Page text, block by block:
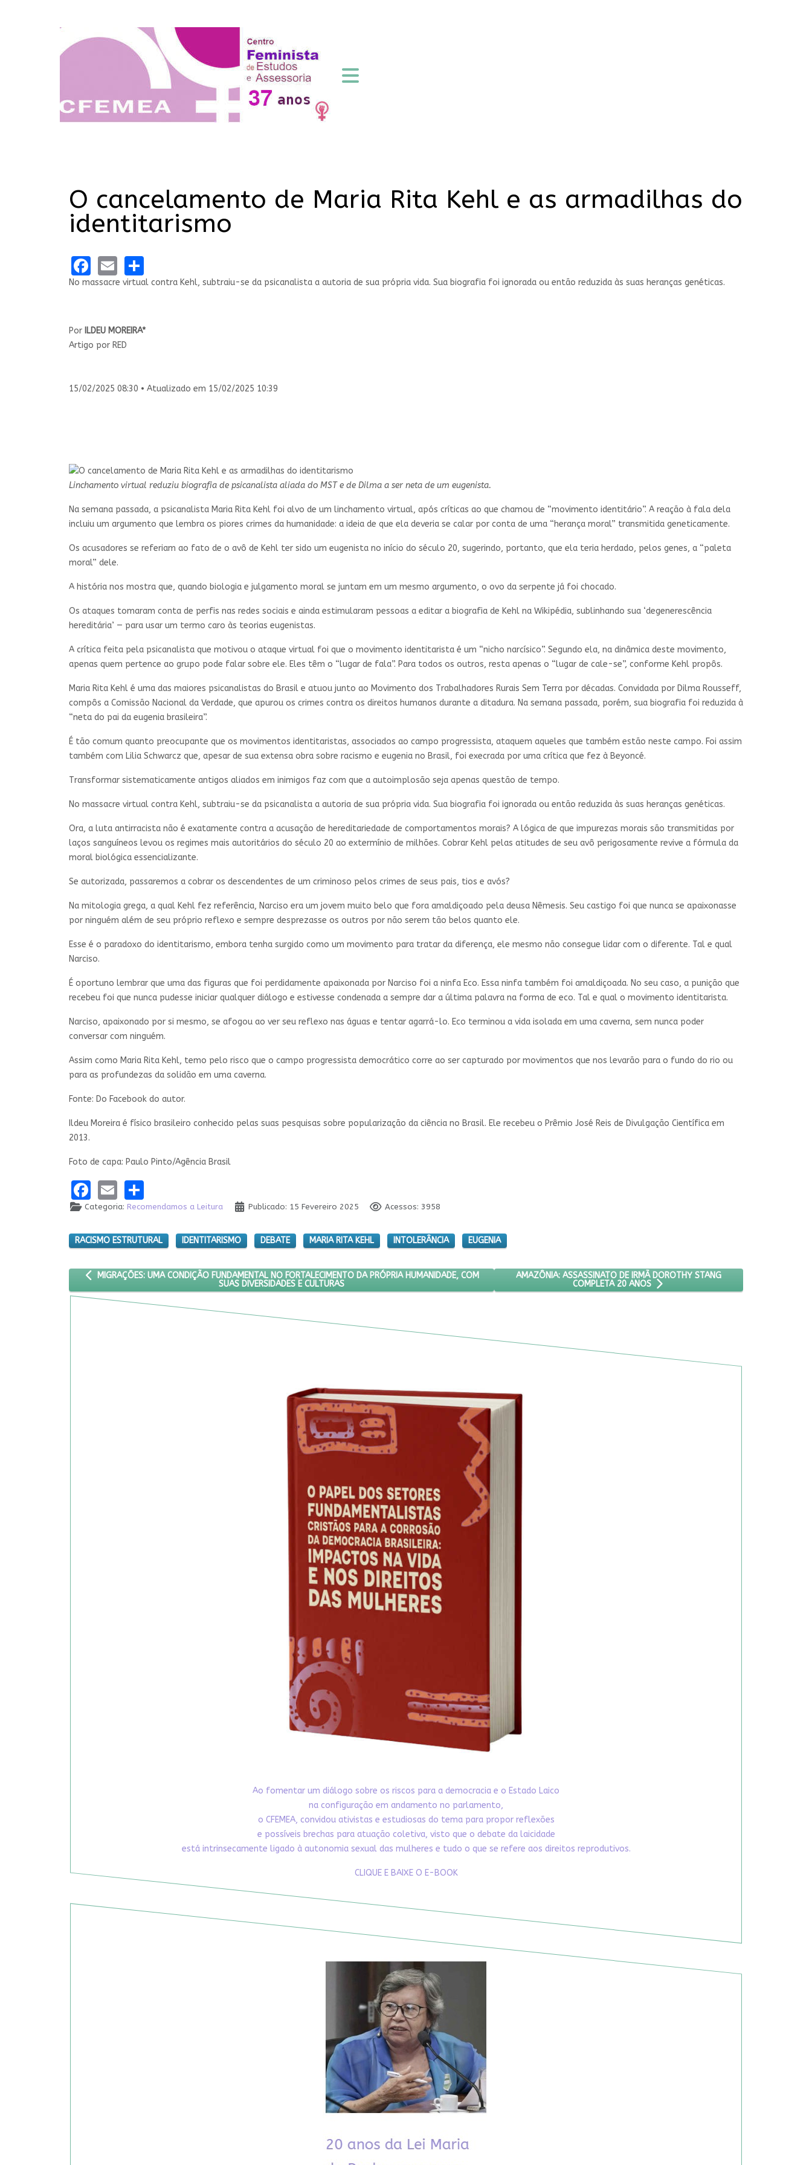
O cancelamento de Maria Rita Kehl e as armadilhas do
identitarismo
Facebook
Email
No massacre virtual contra Kehl, subtraiu-se da psicanalista a autoria de sua própria vida. Sua biografia foi ignorada ou então reduzida às suas heranças genéticas.
Por ILDEU MOREIRA*
Artigo por RED
15/02/2025 08:30 • Atualizado em 15/02/2025 10:39
Linchamento virtual reduziu biografia de psicanalista aliada do MST e de Dilma a ser neta de um eugenista.
Na semana passada, a psicanalista Maria Rita Kehl foi alvo de um linchamento virtual, após críticas ao que chamou de “movimento identitário”. A reação à fala dela
incluiu um argumento que lembra os piores crimes da humanidade: a ideia de que ela deveria se calar por conta de uma “herança moral” transmitida geneticamente.
Os acusadores se referiam ao fato de o avô de Kehl ter sido um eugenista no início do século 20, sugerindo, portanto, que ela teria herdado, pelos genes, a “paleta
moral” dele.
A história nos mostra que, quando biologia e julgamento moral se juntam em um mesmo argumento, o ovo da serpente já foi chocado.
Os ataques tomaram conta de perfis nas redes sociais e ainda estimularam pessoas a editar a biografia de Kehl na Wikipédia, sublinhando sua ‘degenerescência
hereditária’ — para usar um termo caro às teorias eugenistas.
A crítica feita pela psicanalista que motivou o ataque virtual foi que o movimento identitarista é um “nicho narcísico”. Segundo ela, na dinâmica deste movimento,
apenas quem pertence ao grupo pode falar sobre ele. Eles têm o “lugar de fala”. Para todos os outros, resta apenas o “lugar de cale-se”, conforme Kehl propôs.
Maria Rita Kehl é uma das maiores psicanalistas do Brasil e atuou junto ao Movimento dos Trabalhadores Rurais Sem Terra por décadas. Convidada por Dilma Rousseff,
compôs a Comissão Nacional da Verdade, que apurou os crimes contra os direitos humanos durante a ditadura. Na semana passada, porém, sua biografia foi reduzida à
“neta do pai da eugenia brasileira”.
É tão comum quanto preocupante que os movimentos identitaristas, associados ao campo progressista, ataquem aqueles que também estão neste campo. Foi assim
também com Lilia Schwarcz que, apesar de sua extensa obra sobre racismo e eugenia no Brasil, foi execrada por uma crítica que fez à Beyoncé.
Transformar sistematicamente antigos aliados em inimigos faz com que a autoimplosão seja apenas questão de tempo.
No massacre virtual contra Kehl, subtraiu-se da psicanalista a autoria de sua própria vida. Sua biografia foi ignorada ou então reduzida às suas heranças genéticas.
Ora, a luta antirracista não é exatamente contra a acusação de hereditariedade de comportamentos morais? A lógica de que impurezas morais são transmitidas por
laços sanguíneos levou os regimes mais autoritários do século 20 ao extermínio de milhões. Cobrar Kehl pelas atitudes de seu avô perigosamente revive a fórmula da
moral biológica essencializante.
Se autorizada, passaremos a cobrar os descendentes de um criminoso pelos crimes de seus pais, tios e avós?
Na mitologia grega, a qual Kehl fez referência, Narciso era um jovem muito belo que fora amaldiçoado pela deusa Nêmesis. Seu castigo foi que nunca se apaixonasse
por ninguém além de seu próprio reflexo e sempre desprezasse os outros por não serem tão belos quanto ele.
Esse é o paradoxo do identitarismo, embora tenha surgido como um movimento para tratar da diferença, ele mesmo não consegue lidar com o diferente. Tal e qual
Narciso.
É oportuno lembrar que uma das figuras que foi perdidamente apaixonada por Narciso foi a ninfa Eco. Essa ninfa também foi amaldiçoada. No seu caso, a punição que
recebeu foi que nunca pudesse iniciar qualquer diálogo e estivesse condenada a sempre dar a última palavra na forma de eco. Tal e qual o movimento identitarista.
Narciso, apaixonado por si mesmo, se afogou ao ver seu reflexo nas águas e tentar agarrá-lo. Eco terminou a vida isolada em uma caverna, sem nunca poder
conversar com ninguém.
Assim como Maria Rita Kehl, temo pelo risco que o campo progressista democrático corre ao ser capturado por movimentos que nos levarão para o fundo do rio ou
para as profundezas da solidão em uma caverna.
Fonte: Do Facebook do autor.
Ildeu Moreira é físico brasileiro conhecido pelas suas pesquisas sobre popularização da ciência no Brasil. Ele recebeu o Prêmio José Reis de Divulgação Científica em
2013.
Foto de capa: Paulo Pinto/Agência Brasil
Facebook
Email
Categoria: Recomendamos a Leitura Publicado: 15 Fevereiro 2025 Acessos: 3958
RACISMO ESTRUTURAL IDENTITARISMO DEBATE MARIA RITA KEHL INTOLERÂNCIA EUGENIA
ARTIGO ANTERIOR: MIGRAÇÕES: UMA CONDIÇÃO FUNDAMENTAL NO FORTALECIMENTO DA PRÓPRIA HUMANIDADE, COM SUAS DIVERSIDADES E CULTURAS
MIGRAÇÕES: UMA CONDIÇÃO FUNDAMENTAL NO FORTALECIMENTO DA PRÓPRIA HUMANIDADE, COM
SUAS DIVERSIDADES E CULTURAS
PRÓXIMO ARTIGO: AMAZÔNIA: ASSASSINATO DE IRMÃ DOROTHY STANG
AMAZÔNIA: ASSASSINATO DE IRMÃ DOROTHY STANG
COMPLETA 20 ANOS
Ao fomentar um diálogo sobre os riscos para a democracia e o Estado Laico
na configuração em andamento no parlamento,
o CFEMEA, convidou ativistas e estudiosas do tema para propor reflexões
e possíveis brechas para atuação coletiva, visto que o debate da laicidade
está intrinsecamente ligado à autonomia sexual das mulheres e tudo o que se refere aos direitos reprodutivos.
CLIQUE E BAIXE O E-BOOK